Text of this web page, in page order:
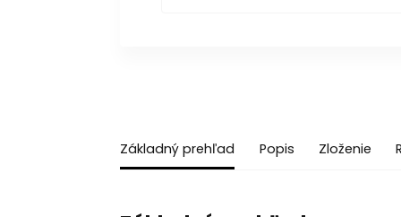
Základný prehľad Popis Zloženie